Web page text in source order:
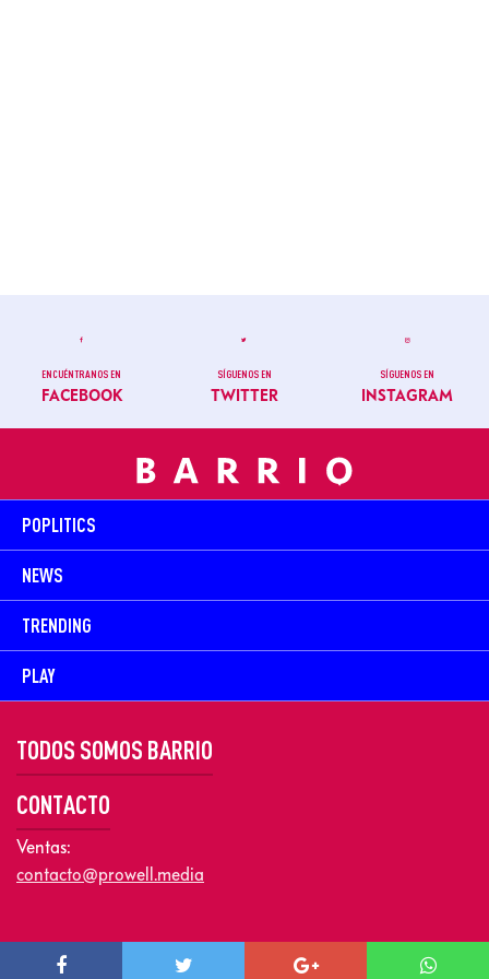
ENCUÉNTRANOS EN
FACEBOOK
SÍGUENOS EN
TWITTER
SÍGUENOS EN
INSTAGRAM
POPLITICS
NEWS
TRENDING
PLAY
TODOS SOMOS BARRIO
CONTACTO
Ventas:
contacto@prowell.media
Copyright © 2026 Prowel Media. Todos los derechos reservados – Aviso de Privacidad